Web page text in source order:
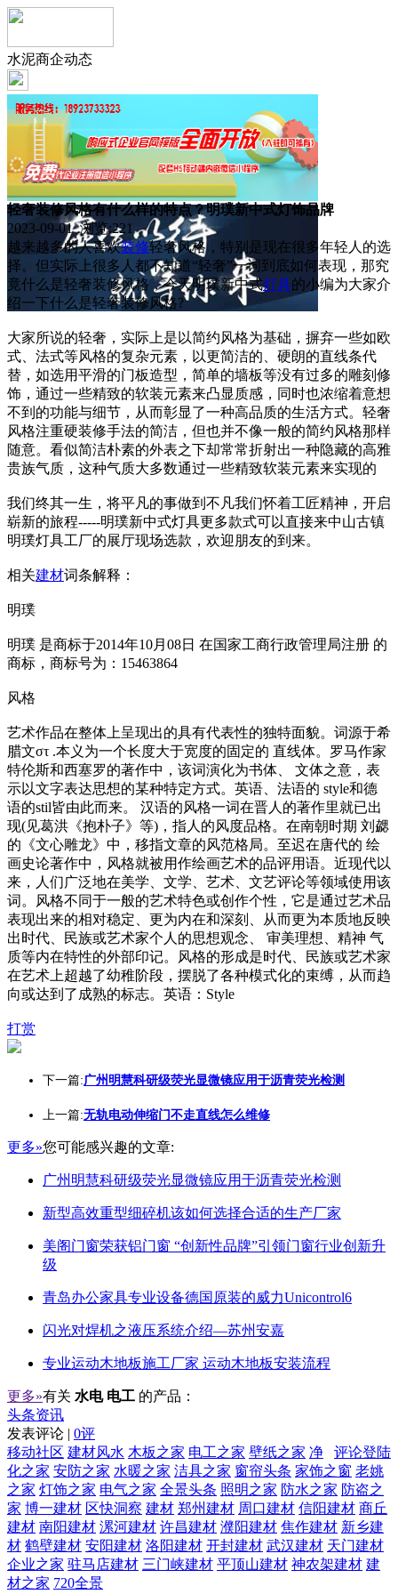
水泥商企动态
轻奢装修风格有什么样的特点？明璞新中式灯饰品牌
2023-09-01 浏览:221
越来越多的人喜欢装修轻奢风格，特别是现在很多年轻人的选
择。但实际上很多人都不知道“轻奢”一词到底如何表现，那究
竟什么是轻奢装修风格，今天明璞新中式灯具的小编为大家介
绍一下什么是轻奢装修风格?
大家所说的轻奢，实际上是以简约风格为基础，摒弃一些如欧
式、法式等风格的复杂元素，以更简洁的、硬朗的直线条代
替，如选用平滑的门板造型，简单的墙板等没有过多的雕刻修
饰，通过一些精致的软装元素来凸显质感，同时也浓缩着意想
不到的功能与细节，从而彰显了一种高品质的生活方式。轻奢
风格注重硬装修手法的简洁，但也并不像一般的简约风格那样
随意。看似简洁朴素的外表之下却常常折射出一种隐藏的高雅
贵族气质，这种气质大多数通过一些精致软装元素来实现的
我们终其一生，将平凡的事做到不凡我们怀着工匠精神，开启
崭新的旅程-----明璞新中式灯具更多款式可以直接来中山古镇
明璞灯具工厂的展厅现场选款，欢迎朋友的到来。
相关建材词条解释：
明璞
明璞 是商标于2014年10月08日 在国家工商行政管理局注册 的
商标，商标号为：15463864
风格
艺术作品在整体上呈现出的具有代表性的独特面貌。词源于希
腊文στ .本义为一个长度大于宽度的固定的 直线体。罗马作家
特伦斯和西塞罗的著作中，该词演化为书体、 文体之意，表
示以文字表达思想的某种特定方式。英语、法语的 style和德
语的stil皆由此而来。 汉语的风格一词在晋人的著作里就已出
现(见葛洪《抱朴子》等)，指人的风度品格。在南朝时期 刘勰
的《文心雕龙》中，移指文章的风范格局。至迟在唐代的 绘
画史论著作中，风格就被用作绘画艺术的品评用语。近现代以
来，人们广泛地在美学、文学、艺术、文艺评论等领域使用该
词。风格不同于一般的艺术特色或创作个性，它是通过艺术品
表现出来的相对稳定、更为内在和深刻、从而更为本质地反映
出时代、民族或艺术家个人的思想观念、 审美理想、精神 气
质等内在特性的外部印记。风格的形成是时代、民族或艺术家
在艺术上超越了幼稚阶段，摆脱了各种模式化的束缚，从而趋
向或达到了成熟的标志。英语：Style
打赏
下一篇:广州明慧科研级荧光显微镜应用于沥青荧光检测
上一篇:无轨电动伸缩门不走直线怎么维修
更多»您可能感兴趣的文章:
广州明慧科研级荧光显微镜应用于沥青荧光检测
新型高效重型细碎机该如何选择合适的生产厂家
美阁门窗荣获铝门窗 “创新性品牌”引领门窗行业创新升
级
青岛办公家具专业设备德国原装的威力Unicontrol6
闪光对焊机之液压系统介绍—苏州安嘉
专业运动木地板施工厂家 运动木地板安装流程
更多»有关 水电 电工 的产品：
头条资讯
发表评论 | 0评
评论登陆
移动社区 建材风水 木板之家 电工之家 壁纸之家 净
化之家 安防之家 水暖之家 洁具之家 窗帘头条 家饰之窗 老姚
之家 灯饰之家 电气之家 全景头条 照明之家 防水之家 防盗之
家 博一建材 区快洞察 建材 郑州建材 周口建材 信阳建材 商丘
建材 南阳建材 漯河建材 许昌建材 濮阳建材 焦作建材 新乡建
材 鹤壁建材 安阳建材 洛阳建材 开封建材 武汉建材 天门建材
企业之家 驻马店建材 三门峡建材 平顶山建材 神农架建材 建
材之家 720全景